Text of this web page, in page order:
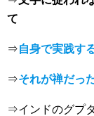
て
⇒自身で実践す
⇒それが禅だっ
⇒インドのグプ